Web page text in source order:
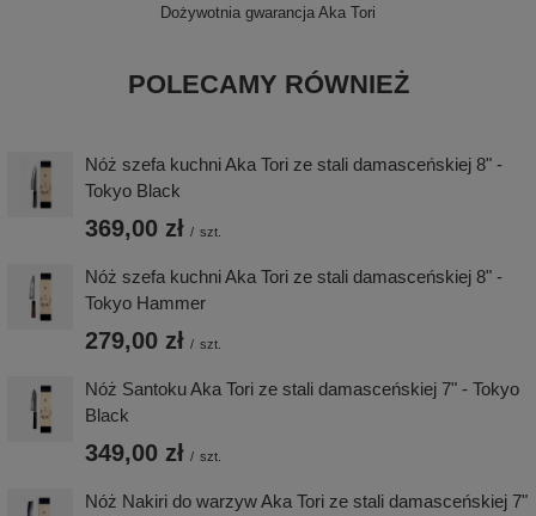
Dożywotnia gwarancja Aka Tori
POLECAMY RÓWNIEŻ
Nóż szefa kuchni Aka Tori ze stali damasceńskiej 8" -
Tokyo Black
369,00 zł / szt.
Nóż szefa kuchni Aka Tori ze stali damasceńskiej 8" -
Tokyo Hammer
279,00 zł / szt.
Nóż Santoku Aka Tori ze stali damasceńskiej 7" - Tokyo
Black
349,00 zł / szt.
Nóż Nakiri do warzyw Aka Tori ze stali damasceńskiej 7"